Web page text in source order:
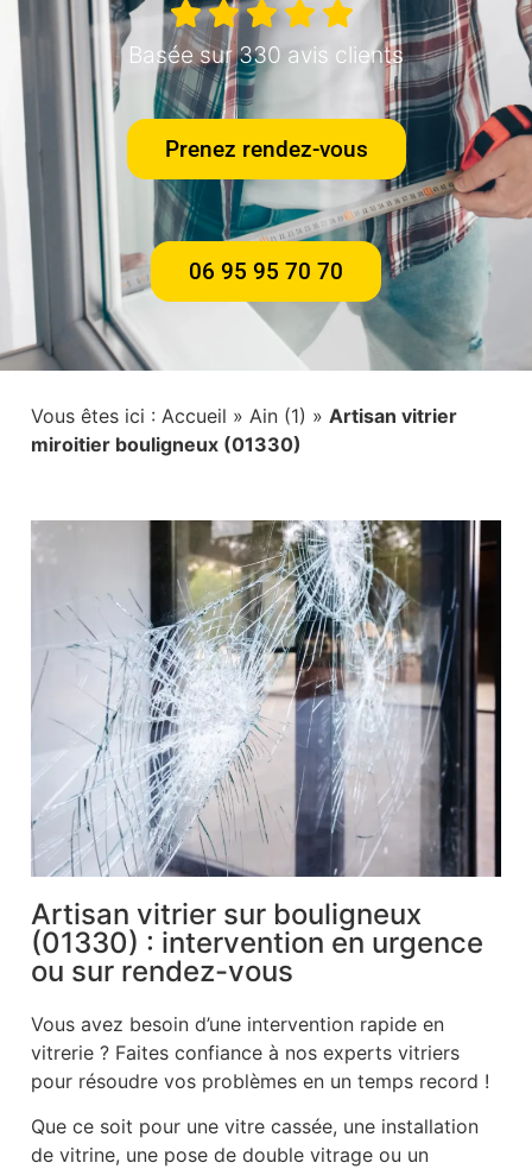
Basée sur 330 avis clients
Prenez rendez-vous
06 95 95 70 70
Vous êtes ici : Accueil » Ain (1) » Artisan vitrier
miroitier bouligneux (01330)
Artisan vitrier sur bouligneux
(01330) : intervention en urgence
ou sur rendez-vous
Vous avez besoin d’une intervention rapide en
vitrerie ? Faites confiance à nos experts vitriers
pour résoudre vos problèmes en un temps record !
Que ce soit pour une vitre cassée, une installation
de vitrine, une pose de double vitrage ou un